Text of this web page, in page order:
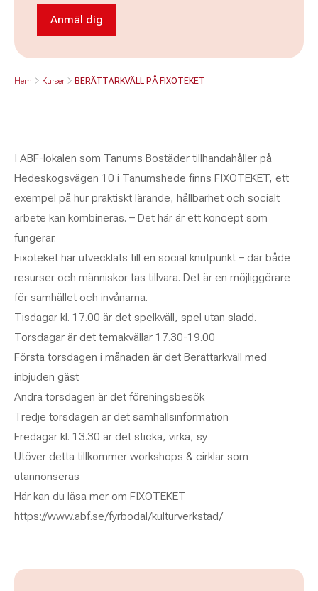
Anmäl dig till BERÄTTARKVÄLL PÅ FIXOTEKET
Anmäl dig
Hem Kurser BERÄTTARKVÄLL PÅ FIXOTEKET
I ABF-lokalen som Tanums Bostäder tillhandahåller på
Hedeskogsvägen 10 i Tanumshede finns FIXOTEKET, ett
exempel på hur praktiskt lärande, hållbarhet och socialt
arbete kan kombineras. – Det här är ett koncept som
fungerar.
Fixoteket har utvecklats till en social knutpunkt – där både
resurser och människor tas tillvara. Det är en möjliggörare
för samhället och invånarna.
Tisdagar kl. 17.00 är det spelkväll, spel utan sladd.
Torsdagar är det temakvällar 17.30-19.00
Första torsdagen i månaden är det Berättarkväll med
inbjuden gäst
Andra torsdagen är det föreningsbesök
Tredje torsdagen är det samhällsinformation
Fredagar kl. 13.30 är det sticka, virka, sy
Utöver detta tillkommer workshops & cirklar som
utannonseras
Här kan du läsa mer om FIXOTEKET
https://www.abf.se/fyrbodal/kulturverkstad/